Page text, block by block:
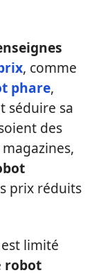
, comme
phare,
séduire sa
des
prix réduits
limité
robot